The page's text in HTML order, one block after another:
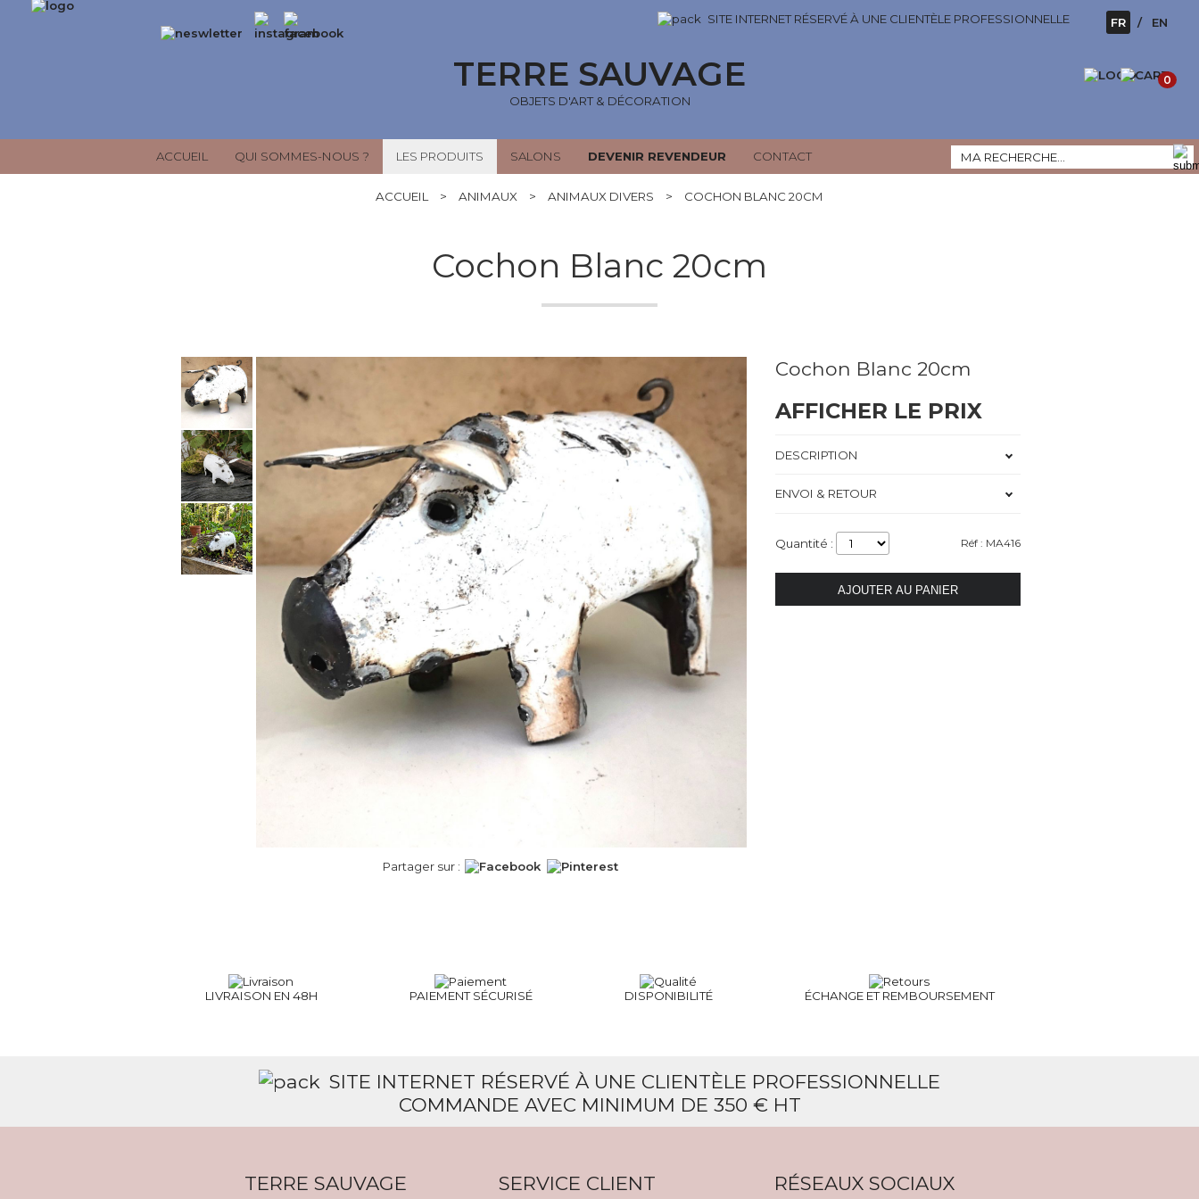
SITE INTERNET RÉSERVÉ À UNE CLIENTÈLE PROFESSIONNELLE
TERRE SAUVAGE
OBJETS D'ART & DÉCORATION
FR EN
0
ACCUEIL QUI SOMMES-NOUS ? LES PRODUITS SALONS DEVENIR REVENDEUR CONTACT
ACCUEIL > ANIMAUX > ANIMAUX DIVERS > COCHON BLANC 20CM
Cochon Blanc 20cm
Partager sur :
Cochon Blanc 20cm
AFFICHER LE PRIX
DESCRIPTION
ENVOI & RETOUR
Quantité : Réf : MA416
LIVRAISON EN 48H PAIEMENT SÉCURISÉ DISPONIBILITÉ ÉCHANGE ETREMBOURSEMENT
SITE INTERNET RÉSERVÉ À UNE CLIENTÈLE PROFESSIONNELLE
COMMANDE AVEC MINIMUM DE 350 € HT
TERRE SAUVAGE SERVICE CLIENT RÉSEAUX SOCIAUX